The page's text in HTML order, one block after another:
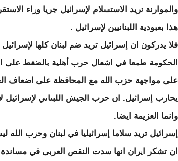
والموارنة تريد الاستسلام لإسرائيل جريا وراء
هذا بعبودية اللبنانيين لإسرائيل .
فلا يدركون ان إسرائيل تريد ضم لبنان كلها
الحكومة طمعا في اشعال حرب أهلية بالضغط على
على مواجهة حزب الله مع المحافظة على اضعاف
يحارب إسرائيل. ان حرب الجيش اللبناني لإسرائيل
وانما العزيمة ايضا.
إسرائيل تريد سلاما إسرائيليا في لبنان وحزب الله
ان تشكر ايران انها سدت النقص العربى في مساندة